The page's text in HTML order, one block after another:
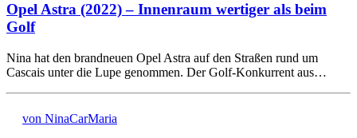
Opel Astra (2022) – Innenraum wertiger als beim
Golf
Nina hat den brandneuen Opel Astra auf den Straßen rund um
Cascais unter die Lupe genommen. Der Golf-Konkurrent aus…
von NinaCarMaria